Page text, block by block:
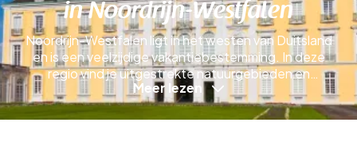
in Noordrijn-Westfalen
Noordrijn-Westfalen ligt in het westen van Duitsland
en is een veelzijdige vakantiebestemming. In deze
regio vind je uitgestrekte natuurgebieden en
historische steden, waardoor je zowel een actieve als
ontspannen vakantie kan beleven in deze
deelstaat.Of je nu op zoek bent naar avontuurlijke
Meer lezen